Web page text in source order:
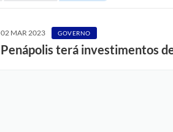
02 MAR 2023 GOVERNO
Penápolis terá investimentos